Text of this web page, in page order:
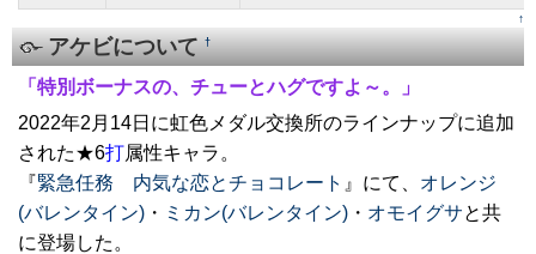
↑
アケビについて†
「特別ボーナスの、チューとハグですよ～。」
2022年2月14日に虹色メダル交換所のラインナップに追加
された★6打属性キャラ。
『緊急任務 内気な恋とチョコレート 』にて、 オレンジ
(バレンタイン) ・ ミカン(バレンタイン) ・ オモイグサと共
に登場した。